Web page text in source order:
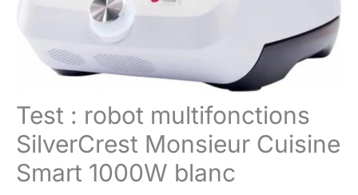
Test : robot multifonctions
SilverCrest Monsieur Cuisine
Smart 1000W blanc